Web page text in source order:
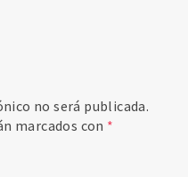
no será publicada.
marcados con *